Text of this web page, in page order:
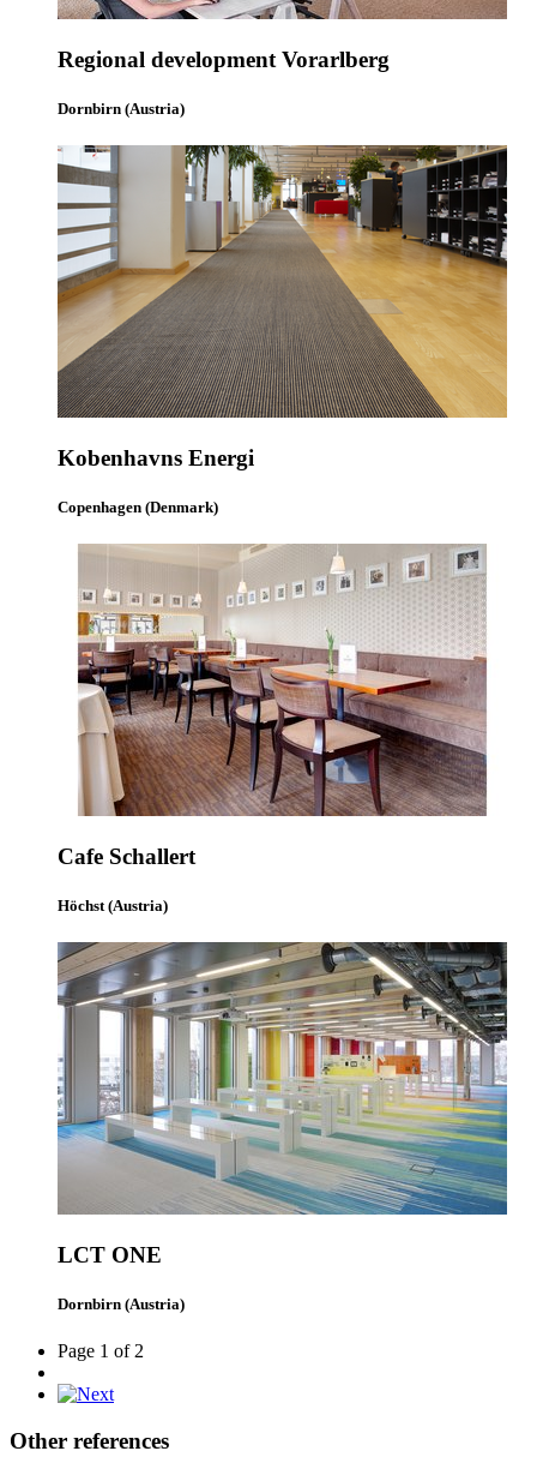
Regional development Vorarlberg
Dornbirn (Austria)
Kobenhavns Energi
Copenhagen (Denmark)
Cafe Schallert
Höchst (Austria)
LCT ONE
Dornbirn (Austria)
Page 1 of 2
Other references